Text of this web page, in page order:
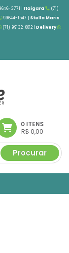
3771 | Itaigara
(71)
99644-1547 | Stella Maris
(71) 99132-0012 | Delivery
0 ITENS
R$ 0,00
Procurar